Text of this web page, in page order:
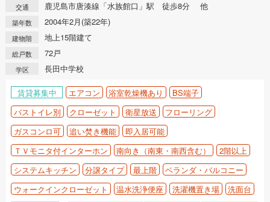
交通 鹿児島市唐湊線「水族館口」駅 徒歩8分 他
築年数 2004年2月(築22年)
建物階 地上15階建て
総戸数 72戸
学区 長田中学校
賃貸募集中 エアコン 浴室乾燥機あり
BS端子
バストイレ別
クローゼット 衛星放送
フローリング
ガスコンロ可
追い焚き機能
即入居可能
ＴＶモニタ付インターホン
南向き（南東・南西含む）
2階以上
システムキッチン
分譲タイプ 最上階
ベランダ・バルコニー
ウォークインクローゼット
温水洗浄便座 洗濯機置き場 洗面台